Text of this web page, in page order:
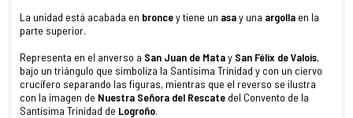
La unidad está acabada en broncey tiene un asay una argolla en la
parte superior.
Representa en el anverso a San Juan de Matay San Félix de Valois,
bajo un triángulo que simboliza la Santísima Trinidad y con un ciervo
crucífero separando las figuras, mientras que el reverso se ilustra
con la imagen de Nuestra Señora del Rescate del Convento de la
Santísima Trinidad de Logroño.